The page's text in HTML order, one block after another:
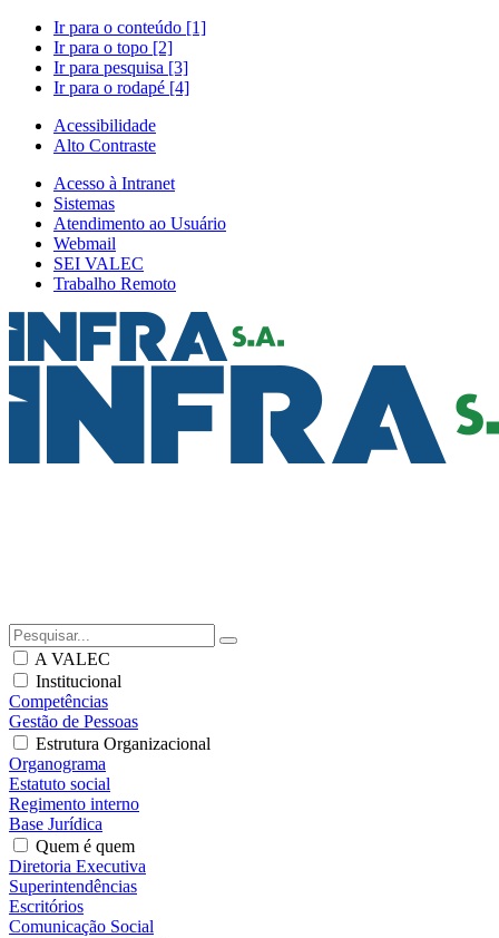
Ir para o conteúdo [1]
Ir para o topo [2]
Ir para pesquisa [3]
Ir para o rodapé [4]
Acessibilidade
Alto Contraste
Acesso à Intranet
Sistemas
Atendimento ao Usuário
Webmail
SEI VALEC
Trabalho Remoto
A VALEC
Institucional
Competências
Gestão de Pessoas
Estrutura Organizacional
Organograma
Estatuto social
Regimento interno
Base Jurídica
Quem é quem
Diretoria Executiva
Superintendências
Escritórios
Comunicação Social